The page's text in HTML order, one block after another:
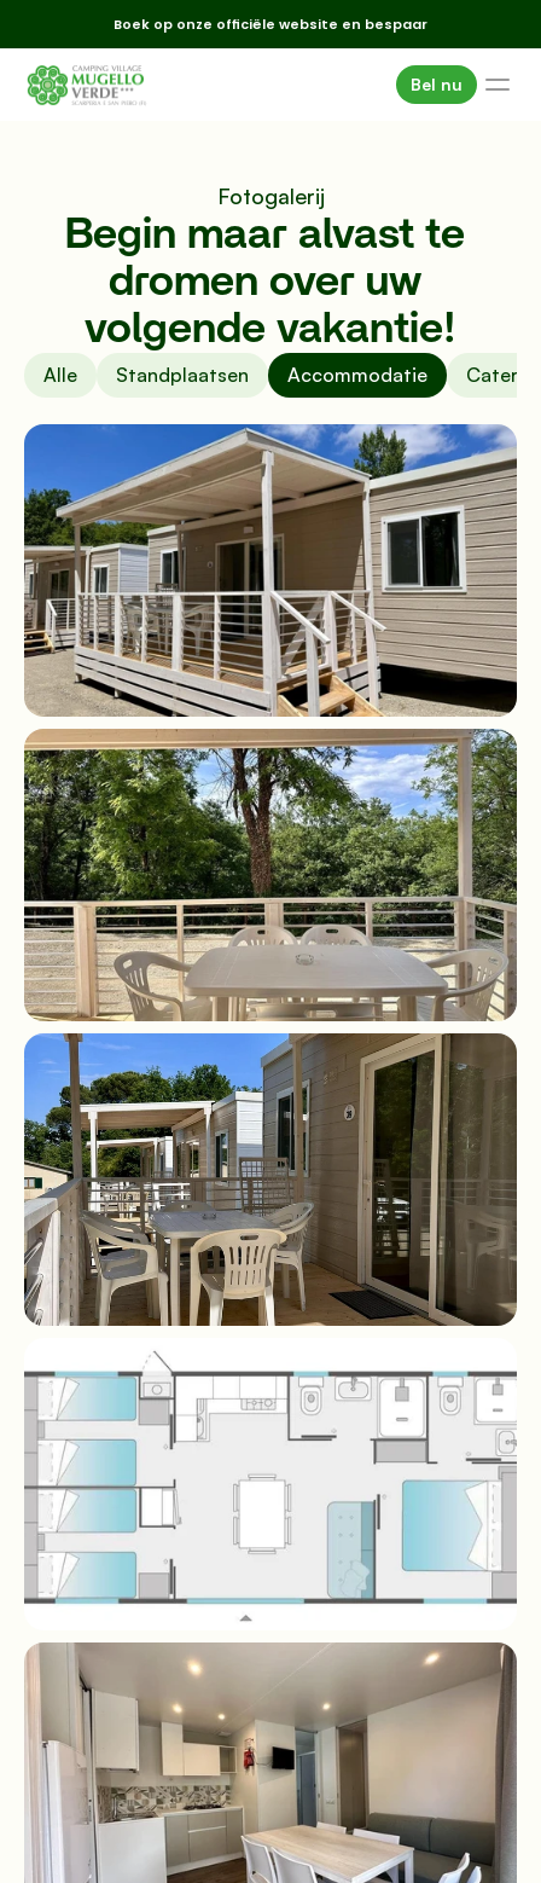
Boek op onze officiële website en bespaar
Bel nu
Standplaatsen
Diensten
Omgeving
Evenementen
Aanbiedingen
Waar we zijn
Galerij
FAQ
E-mailadres
Routebeschrijving
© Mugello Verde
PrivacyVoorwaardenKoekjes
Fotogalerij
Begin maar alvast te
dromen over uw
volgende vakantie!
Alle Standplaatsen Accommodatie